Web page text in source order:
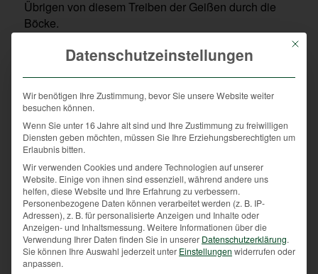
Übrigen von diesem Treiben der Geißen durch die
Böcke.
Aber nicht nur für die Tiere, auch für uns! Denn wir
genießen ja ebenso die angenehme Kühle des
Waldes und der saftigen Wiesen zur Erholung.
Gönnen wir uns und den Wildtieren somit in den
heißen Tagen die besondere Ruhe und die
Beschaulichkeit in der Natur.
In diesem Sinn wünschen Ihnen die
Oberösterreichischen Jägerinnen und Jäger einen
erholsamen Sommer! Die Natur sagt
Weidmannsdank.
Schlagworte:
Mit
Datenschutzeinstellungen
Wir benötigen Ihre Zustimmung, bevor Sie unsere Website weiter
besuchen können.
Wenn Sie unter 16 Jahre alt sind und Ihre Zustimmung zu freiwilligen
Diensten geben möchten, müssen Sie Ihre Erziehungsberechtigten um
Erlaubnis bitten.
Wir verwenden Cookies und andere Technologien auf unserer
Website. Einige von ihnen sind essenziell, während andere uns
helfen, diese Website und Ihre Erfahrung zu verbessern.
Personenbezogene Daten können verarbeitet werden (z. B. IP-
Adressen), z. B. für personalisierte Anzeigen und Inhalte oder
Anzeigen- und Inhaltsmessung. Weitere Informationen über die
Verwendung Ihrer Daten finden Sie in unserer Datenschutzerklärung.
Sie können Ihre Auswahl jederzeit unter Einstellungen widerrufen oder
anpassen.